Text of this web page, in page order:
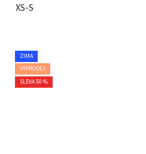
XS-S
ZIMA
VÝPRODEJ
SLEVA 50 %